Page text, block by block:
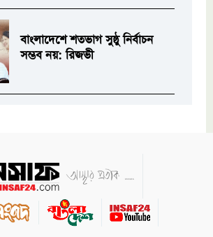
বাংলাদেশে শতভাগ সুষ্ঠু নির্বাচন
সম্ভব নয়: রিজভী